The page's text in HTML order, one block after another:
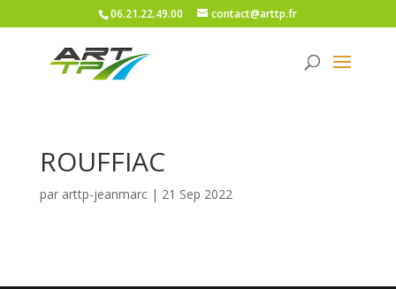
06.21.22.49.00 contact@arttp.fr
ROUFFIAC
par arttp-jeanmarc| 21 Sep 2022